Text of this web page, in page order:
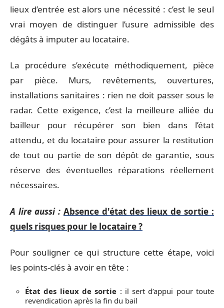
lieux d’entrée est alors une nécessité : c’est le seul
vrai moyen de distinguer l’usure admissible des
dégâts à imputer au locataire.
La procédure s’exécute méthodiquement, pièce
par pièce. Murs, revêtements, ouvertures,
installations sanitaires : rien ne doit passer sous le
radar. Cette exigence, c’est la meilleure alliée du
bailleur pour récupérer son bien dans l’état
attendu, et du locataire pour assurer la restitution
de tout ou partie de son dépôt de garantie, sous
réserve des éventuelles réparations réellement
nécessaires.
A lire aussi : Absence d'état des lieux de sortie :
quels risques pour le locataire ?
Pour souligner ce qui structure cette étape, voici
les points-clés à avoir en tête :
État des lieux de sortie : il sert d’appui pour toute
revendication après la fin du bail